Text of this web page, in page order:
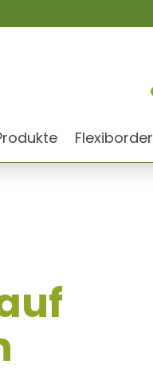
Flexiborder